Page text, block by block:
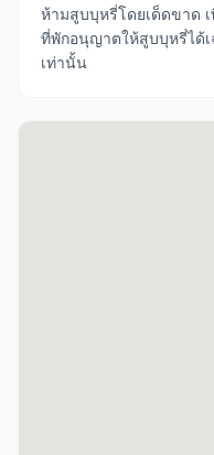
ห้ามสูบบุหรี่โดยเด็ดขาด
ที่พักอนุญาตให้สูบบุหรี่ได้
เท่านั้น